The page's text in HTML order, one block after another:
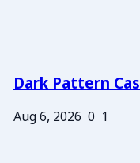
Dark Pattern
Aug 6, 2026 0 1